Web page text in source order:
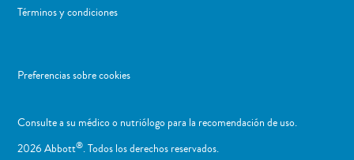
Términos y condiciones
Preferencias sobre cookies
Consulte a su médico o nutriólogo para la recomendación de uso. ​
2026 Abbott®. Todos los derechos reservados.